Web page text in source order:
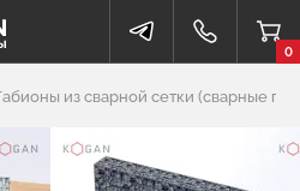
0
в корзину
из сварной сетки (сварные